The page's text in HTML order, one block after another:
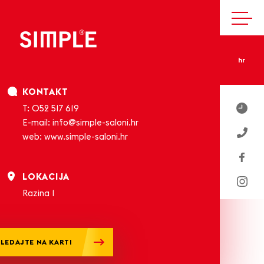
hr
KONTAKT
T: 052 517 619
E-mail: info@simple-saloni.hr
web: www.simple-saloni.hr
LOKACIJA
Razina 1
NA KARTI